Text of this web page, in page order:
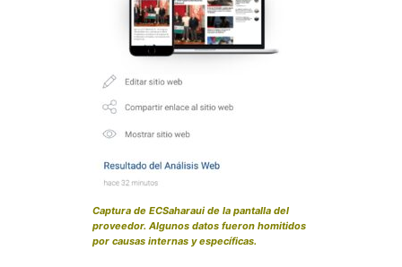
Captura de ECSaharaui de la pantalla del
proveedor. Algunos datos fueron homitidos
por causas internas y específicas.